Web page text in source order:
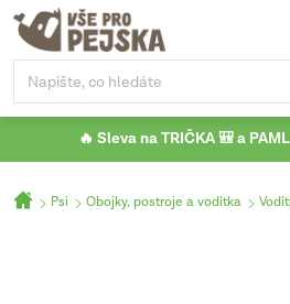
Přejít
obsah
🔥 Sleva na TRIČKA 🎒 a
Domů
Psi Obojky, postroje a vodítka